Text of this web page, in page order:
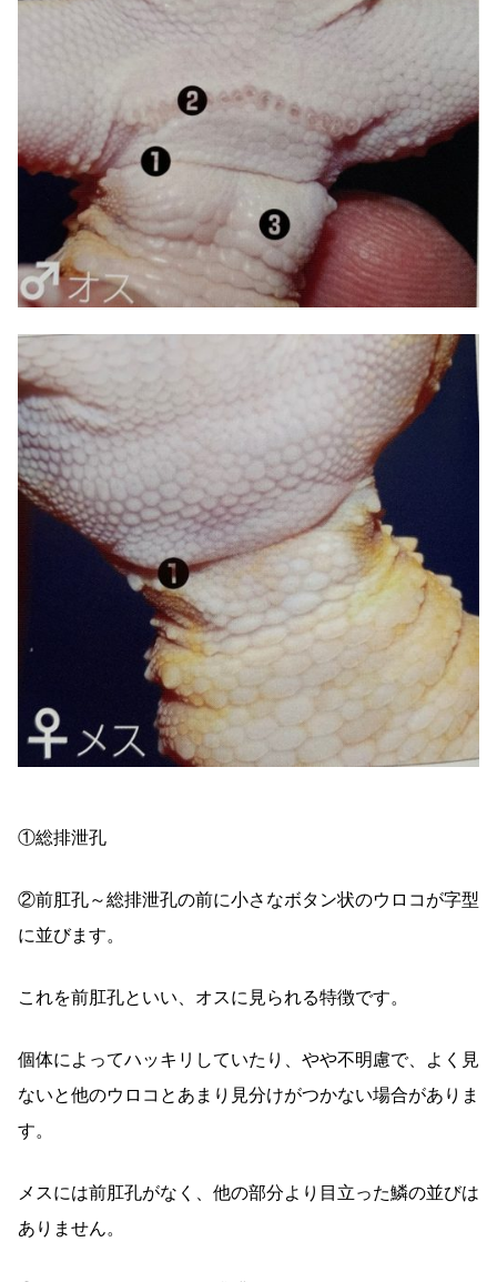
①総排泄孔
②前肛孔～総排泄孔の前に小さなボタン状のウロコが字型
に並びます。
これを前肛孔といい、オスに見られる特徴です。
個体によってハッキリしていたり、やや不明慮で、よく見
ないと他のウロコとあまり見分けがつかない場合がありま
す。
メスには前肛孔がなく、他の部分より目立った鱗の並びは
ありません。